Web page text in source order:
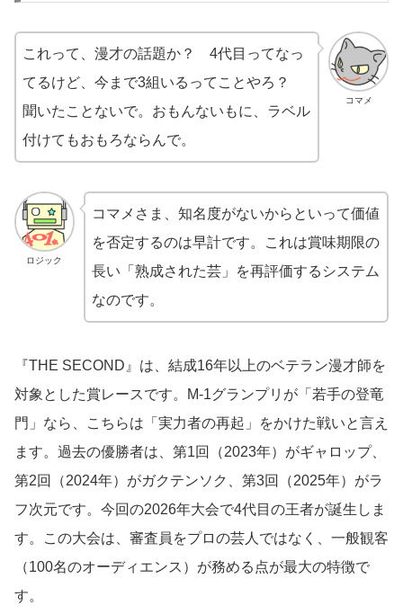
コマメ
これって、漫才の話題か？ 4代目ってなっ
てるけど、今まで3組いるってことやろ？
聞いたことないで。おもんないもに、ラベル
付けてもおもろならんで。
ロジック
コマメさま、知名度がないからといって価値
を否定するのは早計です。これは賞味期限の
長い「熟成された芸」を再評価するシステム
なのです。
『THE SECOND』は、結成16年以上のベテラン漫才師を
対象とした賞レースです。M-1グランプリが「若手の登竜
門」なら、こちらは「実力者の再起」をかけた戦いと言え
ます。過去の優勝者は、第1回（2023年）がギャロップ、
第2回（2024年）がガクテンソク、第3回（2025年）がラ
フ次元です。今回の2026年大会で4代目の王者が誕生しま
す。この大会は、審査員をプロの芸人ではなく、一般観客
（100名のオーディエンス）が務める点が最大の特徴で
す。